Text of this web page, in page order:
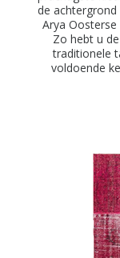
de
Arya
Zo hebt u
traditionele
voldoende